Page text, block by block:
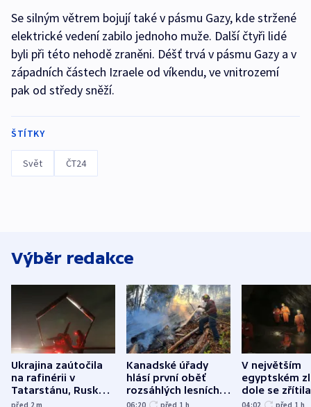
Se silným větrem bojují také v pásmu Gazy, kde stržené
elektrické vedení zabilo jednoho muže. Další čtyři lidé
byli při této nehodě zraněni. Déšť trvá v pásmu Gazy a v
západních částech Izraele od víkendu, ve vnitrozemí
pak od středy sněží.
ŠTÍTKY
Svět ČT24
Výběr redakce
Ukrajina zaútočila
na rafinérii v
Tatarstánu, Rusko
bombardovalo
Kanadské úřady
hlásí první oběť
rozsáhlých lesních
požárů
V největším
egyptském
dole se zřítila
hornina,